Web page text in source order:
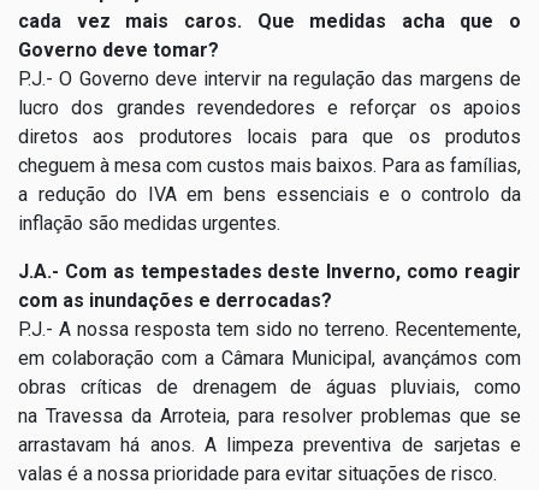
cada vez mais caros. Que medidas acha que o
Governo deve tomar?
P.J.- O Governo deve intervir na regulação das margens de
lucro dos grandes revendedores e reforçar os apoios
diretos aos produtores locais para que os produtos
cheguem à mesa com custos mais baixos. Para as famílias,
a redução do IVA em bens essenciais e o controlo da
inflação são medidas urgentes.
J.A.- Com as tempestades deste Inverno, como reagir
com as inundações e derrocadas?
P.J.- A nossa resposta tem sido no terreno. Recentemente,
em colaboração com a Câmara Municipal, avançámos com
obras críticas de drenagem de águas pluviais, como
na Travessa da Arroteia, para resolver problemas que se
arrastavam há anos. A limpeza preventiva de sarjetas e
valas é a nossa prioridade para evitar situações de risco.